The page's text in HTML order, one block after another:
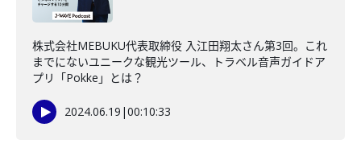
株式会社MEBUKU代表取締役 入江田翔太さん第3回。これ
までにないユニークな観光ツール、トラベル音声ガイドア
プリ「Pokke」とは？
2024.06.19 |00:10:33